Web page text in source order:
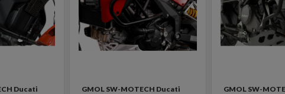
Ducati
GMOL SW-MOTECH Ducati
GMOL SW-